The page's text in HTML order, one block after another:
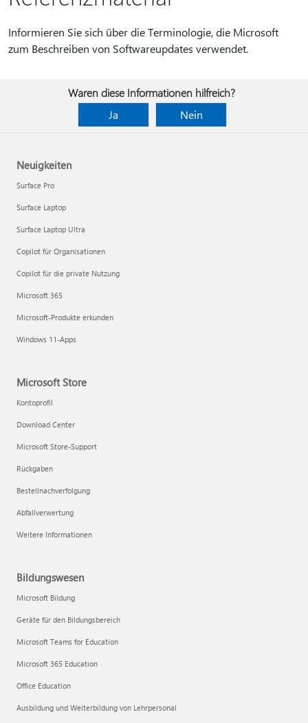
Informieren Sie sich über die Terminologie, die Microsoft
zum Beschreiben von Softwareupdates verwendet.
Waren diese Informationen hilfreich?
Ja
Nein
Neuigkeiten
Surface Pro
Surface Laptop
Surface Laptop Ultra
Copilot für Organisationen
Copilot für die private Nutzung
Microsoft 365
Microsoft-Produkte erkunden
Windows 11-Apps
Microsoft Store
Kontoprofil
Download Center
Microsoft Store-Support
Rückgaben
Bestellnachverfolgung
Abfallverwertung
Weitere Informationen
Bildungswesen
Microsoft Bildung
Geräte für den Bildungsbereich
Microsoft Teams for Education
Microsoft 365 Education
Office Education
Ausbildung und Weiterbildung von Lehrpersonal